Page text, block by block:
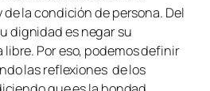
la condición de persona. Del
dignidad es negar su
Por eso, podemos definir
las reflexiones de los